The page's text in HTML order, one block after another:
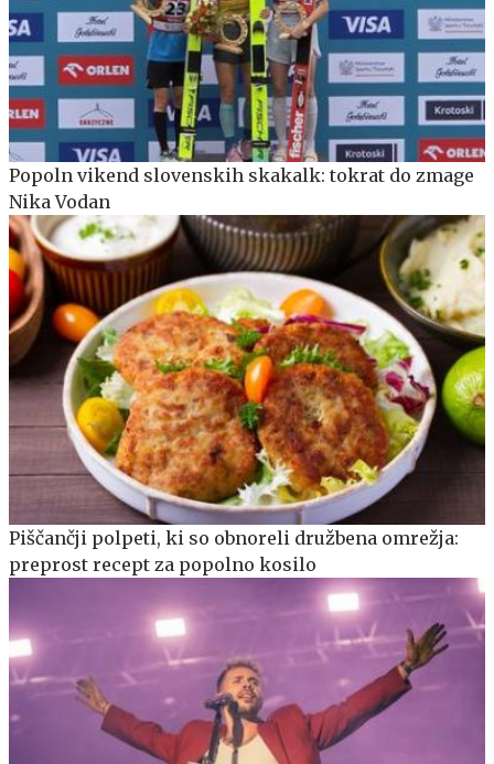
Popoln vikend slovenskih skakalk: tokrat do zmage
Nika Vodan
Piščančji polpeti, ki so obnoreli družbena omrežja:
preprost recept za popolno kosilo